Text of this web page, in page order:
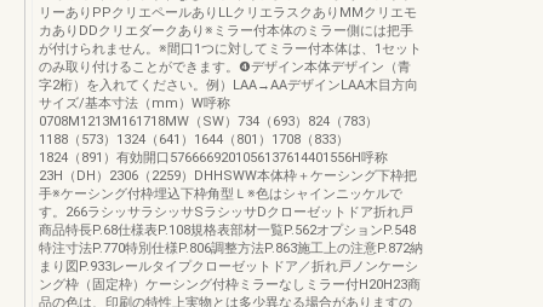
リーありPPクリエペールありLLクリエラスクありMMクリエモ
カありDDクリエダークあり※ミラー付本体のミラー側には把手
が付けられません。※間口1つに対してミラー付本体は、1セット
のみ取り付けることができます。❹デザイン本体デザイン（青
字2桁）を入れてください。例）LAA→AAデザインLAA木目方向
サイズ/基本寸法（mm）W呼称
0708M1213M161718MW（SW）734（693）824（783）
1188（573）1324（641）1644（801）1708（833）
1824（891）有効開口5766669201056137614401556H呼称
23H（DH）2306（2259）DHHSWW本体枠＋ケーシング下枠把
手※ケーシング付枠埋込下枠角型Ｌ※色はシャインニッケルで
す。266ラシッサラシッサSラシッサDクローゼットドア折れ戸
商品特長P.68仕様表P.108規格表部材一覧P.562オプションP.548
特注寸法P.770特別仕様P.806調整方法P.863施工上の注意P.872納
まり図P.933レールタイプクローゼットドア／折れ戸ノンケーシ
ング枠（固定枠）ケーシング付枠ミラーなしミラー付H20H23商
品の色は、印刷の特性上実物とは多少異なる場合がありますの